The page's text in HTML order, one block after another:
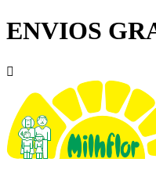
ENVIOS
